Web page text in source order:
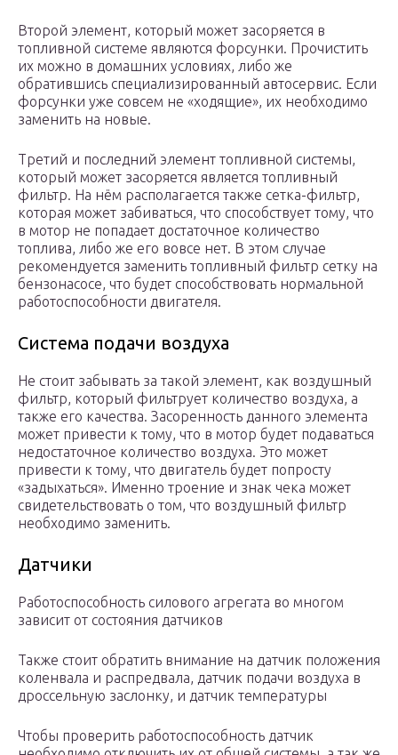
Второй элемент, который может засоряется в
топливной системе являются форсунки. Прочистить
их можно в домашних условиях, либо же
обратившись специализированный автосервис. Если
форсунки уже совсем не «ходящие», их необходимо
заменить на новые.
Третий и последний элемент топливной системы,
который может засоряется является топливный
фильтр. На нём располагается также сетка-фильтр,
которая может забиваться, что способствует тому, что
в мотор не попадает достаточное количество
топлива, либо же его вовсе нет. В этом случае
рекомендуется заменить топливный фильтр сетку на
бензонасосе, что будет способствовать нормальной
работоспособности двигателя.
Система подачи воздуха
Не стоит забывать за такой элемент, как воздушный
фильтр, который фильтрует количество воздуха, а
также его качества. Засоренность данного элемента
может привести к тому, что в мотор будет подаваться
недостаточное количество воздуха. Это может
привести к тому, что двигатель будет попросту
«задыхаться». Именно троение и знак чека может
свидетельствовать о том, что воздушный фильтр
необходимо заменить.
Датчики
Работоспособность силового агрегата во многом
зависит от состояния датчиков
Также стоит обратить внимание на датчик положения
коленвала и распредвала, датчик подачи воздуха в
дроссельную заслонку, и датчик температуры
Чтобы проверить работоспособность датчик